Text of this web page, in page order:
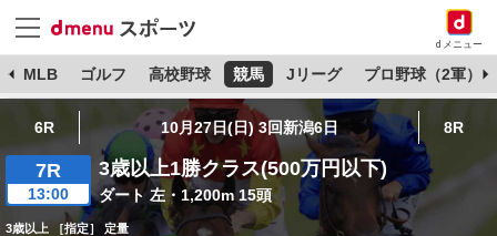
dメニュー
MLB ゴルフ 高校野球 競馬 Jリーグ プロ野球（2軍）
6R 10月27日(日) 3回新潟6日 8R
7R
13:00
3歳以上1勝クラス(500万円以下)
ダート 左・1,200m 15頭
3歳以上 ［指定］ 定量